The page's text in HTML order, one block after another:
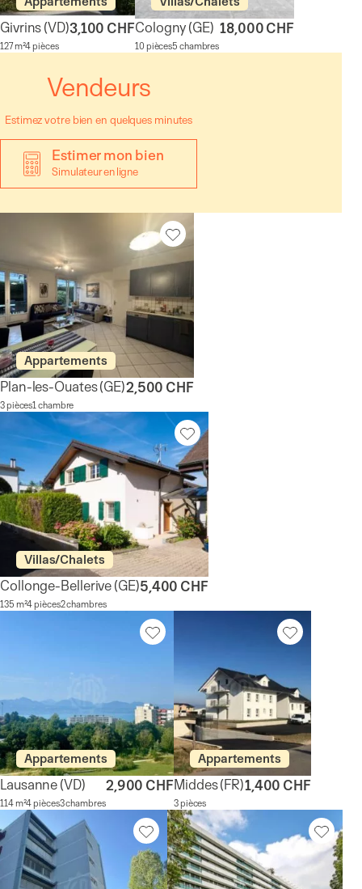
Givrins(VD)
127 m²4 pièces
3,100 CHFCologny(GE)
10 pièces5 chambres
18,000 CHF
Vendeurs
Estimez votre bien en quelques minutes
Estimer mon bien
Simulateur en ligne
Appartements
Plan-les-Ouates(GE)
3 pièces1 chambre
2,500 CHF
Villas/Chalets
Collonge-Bellerive(GE)
135 m²4 pièces2 chambres
5,400 CHF
Appartements
Lausanne(VD)
114 m²4 pièces3 chambres
2,900 CHF
Appartements
Middes(FR)
3 pièces
1,400 CHF